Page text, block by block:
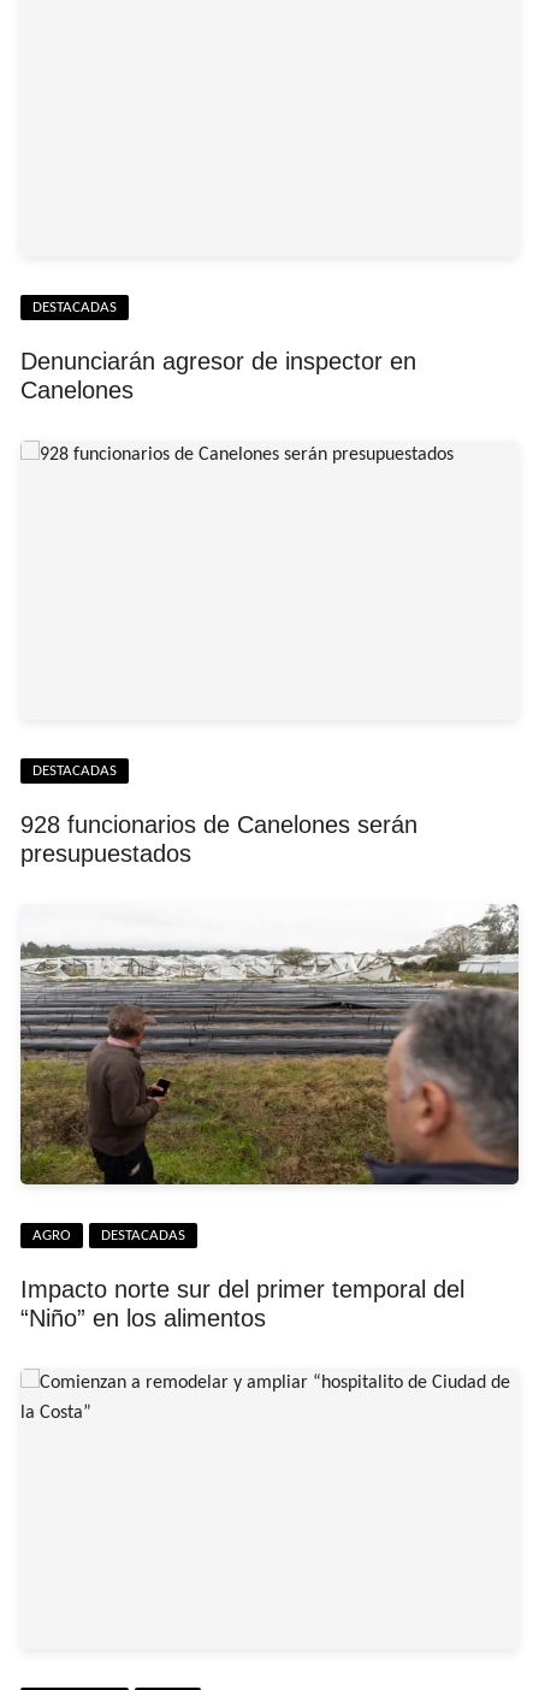
DESTACADAS
Denunciarán agresor de inspector en
Canelones
DESTACADAS
928 funcionarios de Canelones serán
presupuestados
AGRO DESTACADAS
Impacto norte sur del primer temporal del
“Niño” en los alimentos